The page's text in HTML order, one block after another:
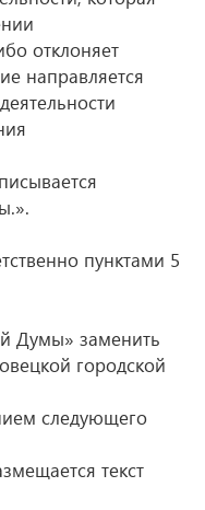
отклоняет
направляется
пунктами 5
Думы» заменить
городской
следующего
текст